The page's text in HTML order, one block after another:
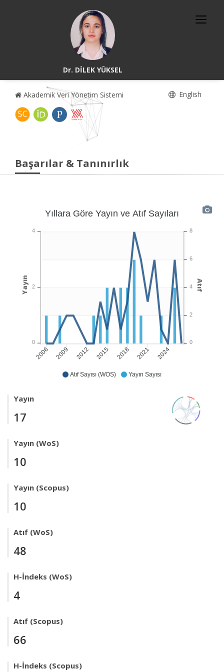
Dr. DİLEK YÜKSEL
Akademik Veri Yönetim Sistemi English
Başarılar & Tanınırlık
Atıf Sayısı (WOS) Yayın Sayısı
2006 2009 2012 2015 2018 2021 2024
Yıllara Göre Yayın ve Atıf Sayıları
8
6
4
2
0
Atıf
4
2
0
Yayın
Yayın
17
Yayın (WoS)
10
Yayın (Scopus)
10
Atıf (WoS)
48
H-İndeks (WoS)
4
Atıf (Scopus)
66
H-İndeks (Scopus)